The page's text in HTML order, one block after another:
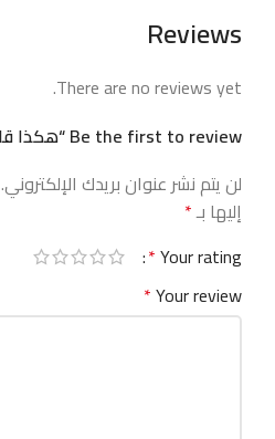
Reviews
There are no reviews yet.
Be the first to review “هكذا قالت الشجرة المهملة”
لن يتم نشر عنوان بريدك الإلكتروني.
إليها بـ*
Your rating
*
Your review
*